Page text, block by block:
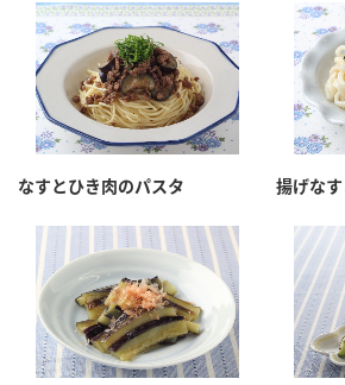
ふりかけ
つゆ
鍋なび
納豆のサイト
PIN印
三ツ判山吹
千夜
スペシャルサイト
お酢を知ろう！
すしラボ
水の文化センター（アーカ
ZENB initiative
MIM（ミツカンミュージア
各部門が大切にしているこ
お客様相談センター
お客様の声をいかしました
よくあるご質問
お問い合わせ
なすとひき肉のパスタ 揚げな